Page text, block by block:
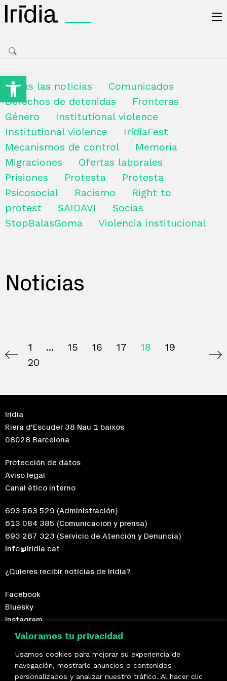
Open toolbar
Valoramos tu privacidad
Usamos cookies para mejorar su experiencia de
navegación, mostrarle anuncios o contenidos
personalizados y analizar nuestro tráfico. Al hacer clic
Todas las noticias
Comunicados
Derechos de detenidas
Fronteras
Género
Institutional violence
Institutional violence
IrídiaFest
Mecanismos de control
Memoria
Migraciones
Ofertas laborales
Prisiones
Protesta
Protesta
Psicosocial
Racismo
Right to
protest
SAIDAVI
Socias
StopBalasGoma
Violencia institucional
Noticias
1 15 16 17 18
19
20
Irídia
Riera d'Escuder 38 Nau 1 baixos
08028 Barcelona
Protección de datos
Aviso legal
Canal ético interno
693 563 529 (Administración)
613 084 385 (Comunicación y prensa)
693 287 323 (Servicio de Atención y Denuncia)
info@iridia.cat
¿Quieres recibir notícias de Irídia?
Facebook
Bluesky
Instagram
Telegram
¡Hazte socio/a!